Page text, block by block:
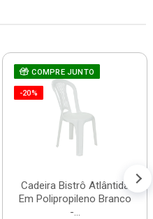
COMPRE JUNTO
-20%
Cadeira Bistrô Atlântida
Em Polipropileno Branco
-...